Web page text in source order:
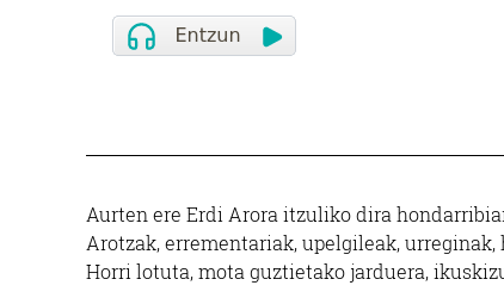
Aurten ere Erdi Arora itzuliko dira
Arotzak, errementariak, upelgileak,
Horri lotuta, mota guztietako jarduera,